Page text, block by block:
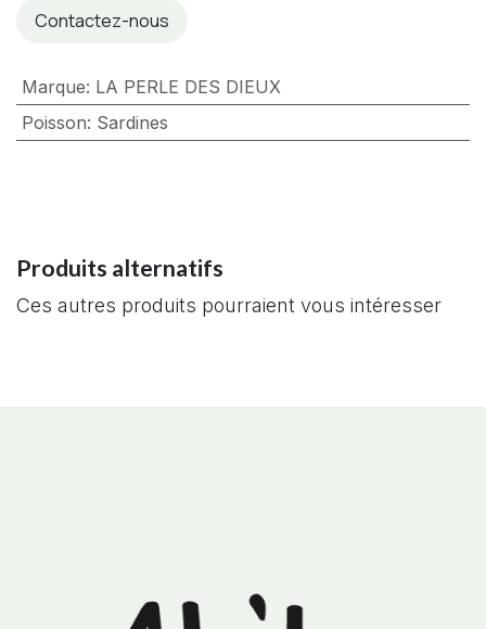
Contactez-nous
Marque: LA PERLE DES DIEUX
Poisson: Sardines
Produits alternatifs
Ces autres produits pourraient vous intéresser